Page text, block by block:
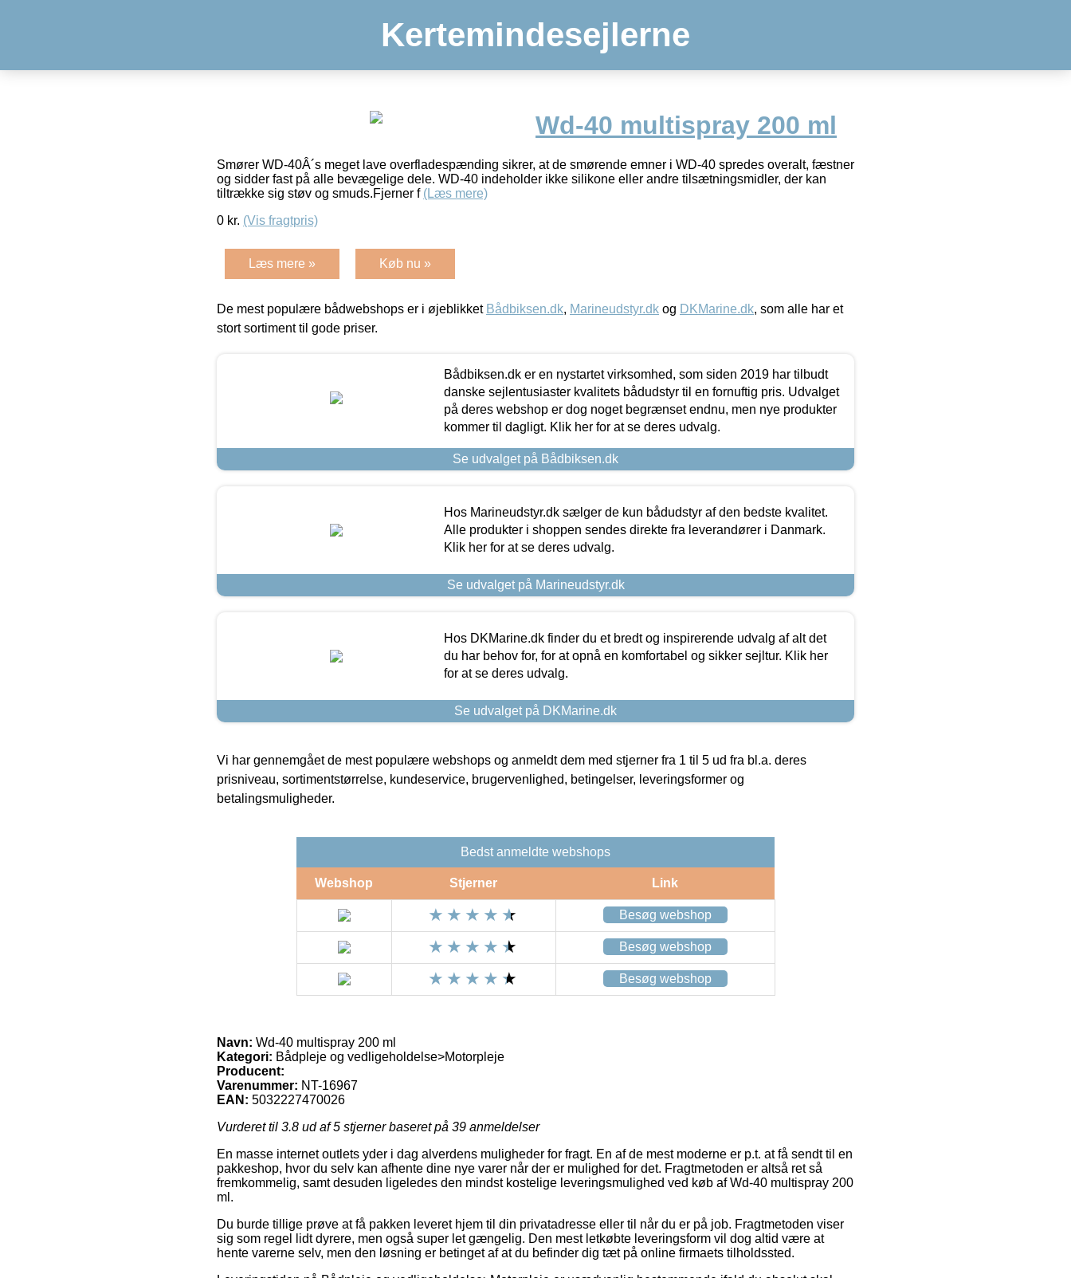
Kertemindesejlerne
Wd-40 multispray 200 ml
Smører WD-40Â´s meget lave overfladespænding sikrer, at de smørende emner i WD-40 spredes overalt, fæstner
og sidder fast på alle bevægelige dele. WD-40 indeholder ikke silikone eller andre tilsætningsmidler, der kan
tiltrække sig støv og smuds.Fjerner f (Læs mere)
0 kr. (Vis fragtpris)
Læs mere » Køb nu »
De mest populære bådwebshops er i øjeblikket Bådbiksen.dk, Marineudstyr.dk og DKMarine.dk, som alle har et
stort sortiment til gode priser.
Bådbiksen.dk er en nystartet virksomhed, som siden 2019 har tilbudt
danske sejlentusiaster kvalitets bådudstyr til en fornuftig pris. Udvalget
på deres webshop er dog noget begrænset endnu, men nye produkter
kommer til dagligt. Klik her for at se deres udvalg.
Se udvalget på Bådbiksen.dk
Hos Marineudstyr.dk sælger de kun bådudstyr af den bedste kvalitet.
Alle produkter i shoppen sendes direkte fra leverandører i Danmark.
Klik her for at se deres udvalg.
Se udvalget på Marineudstyr.dk
Hos DKMarine.dk finder du et bredt og inspirerende udvalg af alt det
du har behov for, for at opnå en komfortabel og sikker sejltur. Klik her
for at se deres udvalg.
Se udvalget på DKMarine.dk
Vi har gennemgået de mest populære webshops og anmeldt dem med stjerner fra 1 til 5 ud fra bl.a. deres
prisniveau, sortimentstørrelse, kundeservice, brugervenlighed, betingelser, leveringsformer og
betalingsmuligheder.
Bedst anmeldte webshops
Webshop Stjerner Link
Besøg webshop
Besøg webshop
Besøg webshop
Navn: Wd-40 multispray 200 ml
Kategori: Bådpleje og vedligeholdelse>Motorpleje
Producent:
Varenummer: NT-16967
EAN: 5032227470026
Vurderet til 3.8 ud af 5 stjerner baseret på 39 anmeldelser
En masse internet outlets yder i dag alverdens muligheder for fragt. En af de mest moderne er p.t. at få sendt til en
pakkeshop, hvor du selv kan afhente dine nye varer når der er mulighed for det. Fragtmetoden er altså ret så
fremkommelig, samt desuden ligeledes den mindst kostelige leveringsmulighed ved køb af Wd-40 multispray 200
ml.
Du burde tillige prøve at få pakken leveret hjem til din privatadresse eller til når du er på job. Fragtmetoden viser
sig som regel lidt dyrere, men også super let gængelig. Den mest letkøbte leveringsform vil dog altid være at
hente varerne selv, men den løsning er betinget af at du befinder dig tæt på online firmaets tilholdssted.